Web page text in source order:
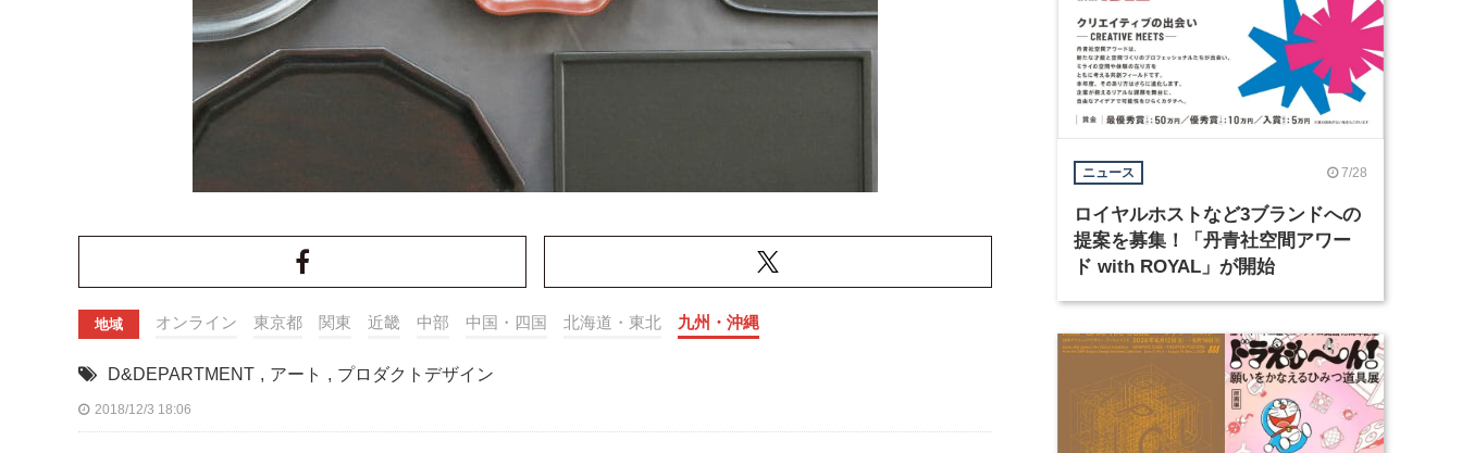
地域 オンライン 東京都 関東 近畿 中部 中国・四国 北海道・東北 九州・沖縄
D&DEPARTMENT , アート , プロダクトデザイン
2018/12/3 18:06
ニュース 7/28
ロイヤルホストなど3ブランドへの
提案を募集！「丹青社空間アワー
ド with ROYAL」が開始